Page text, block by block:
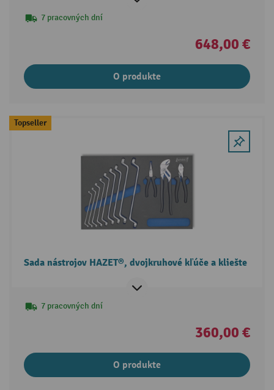
7 pracovných dní
648,00 €
O produkte
Topseller
Sada nástrojov HAZET®, dvojkruhové kľúče a kliešte
7 pracovných dní
360,00 €
O produkte